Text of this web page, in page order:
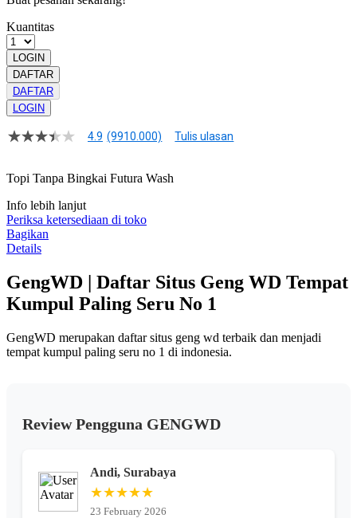
Kuantitas
LOGIN
DAFTAR
DAFTAR
LOGIN
4.9
bintang,
rating
rata-
rata.
Read
13
Tautan
halaman
yang
4.9 (9910.000) Tulis ulasan
Topi Tanpa Bingkai Futura Wash
Info lebih lanjut
Periksa ketersediaan di toko
Bagikan
Details
GengWD | Daftar Situs Geng WD Tempat
Kumpul Paling Seru No 1
GengWD merupakan daftar situs geng wd terbaik dan menjadi
tempat kumpul paling seru no 1 di indonesia.
Review Pengguna GENGWD
Andi, Surabaya
★★★★★
23 February 2026